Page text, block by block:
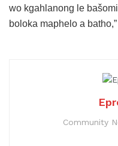
wo kgahlanong le
boloka maphelo a
Community